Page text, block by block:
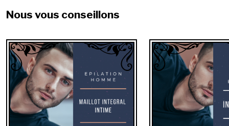
Nous vous conseillons